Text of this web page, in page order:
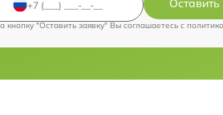
кнопку "Оставить заявку" Вы соглашаетесь c